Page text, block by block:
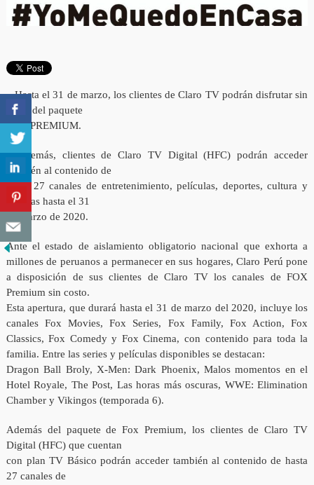
− Hasta el 31 de marzo, los clientes de Claro TV podrán disfrutar sin
costo del paquete
FOX PREMIUM.
− Además, clientes de Claro TV Digital (HFC) podrán acceder
también al contenido de
hasta 27 canales de entretenimiento, películas, deportes, cultura y
noticias hasta el 31
de marzo de 2020.
Ante el estado de aislamiento obligatorio nacional que exhorta a
millones de peruanos a permanecer en sus hogares, Claro Perú pone
a disposición de sus clientes de Claro TV los canales de FOX
Premium sin costo.
Esta apertura, que durará hasta el 31 de marzo del 2020, incluye los
canales Fox Movies, Fox Series, Fox Family, Fox Action, Fox
Classics, Fox Comedy y Fox Cinema, con contenido para toda la
familia. Entre las series y películas disponibles se destacan:
Dragon Ball Broly, X-Men: Dark Phoenix, Malos momentos en el
Hotel Royale, The Post, Las horas más oscuras, WWE: Elimination
Chamber y Vikingos (temporada 6).
Además del paquete de Fox Premium, los clientes de Claro TV
Digital (HFC) que cuentan
con plan TV Básico podrán acceder también al contenido de hasta
27 canales de